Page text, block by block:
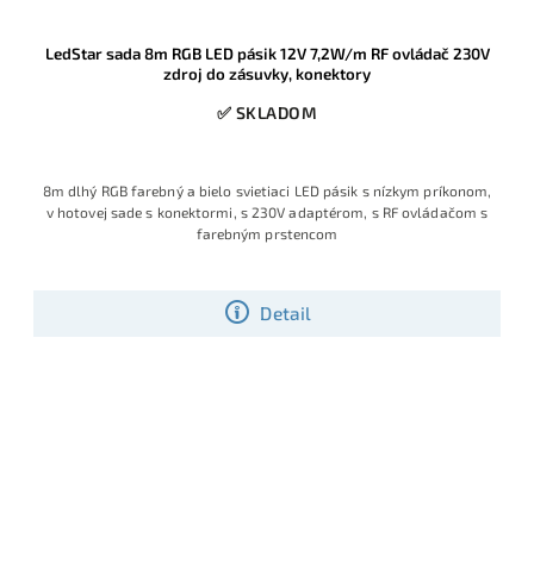
LedStar sada 8m RGB LED pásik 12V 7,2W/m RF ovládač 230V
zdroj do zásuvky, konektory
✅ SKLADOM
Detail
8m dlhý RGB farebný a bielo svietiaci LED pásik s nízkym príkonom,
v hotovej sade s konektormi, s 230V adaptérom, s RF ovládačom s
farebným prstencom